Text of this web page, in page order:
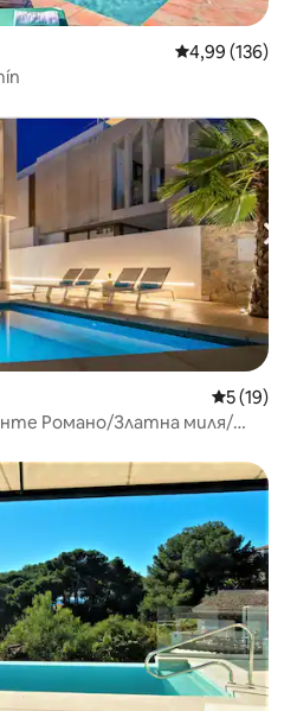
Средна
4,99 (136)
гостите
Средна
5 (19)
Романо/Златна миля/